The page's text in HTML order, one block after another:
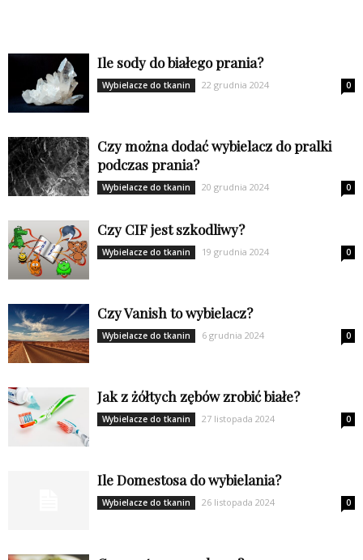
Ile sody do białego prania?
Wybielacze do tkanin 22 grudnia 2024 0
Czy można dodać wybielacz do pralki
podczas prania?
Wybielacze do tkanin 20 grudnia 2024 0
Czy CIF jest szkodliwy?
Wybielacze do tkanin 19 grudnia 2024 0
Czy Vanish to wybielacz?
Wybielacze do tkanin 6 grudnia 2024 0
Jak z żółtych zębów zrobić białe?
Wybielacze do tkanin 27 listopada 2024 0
Ile Domestosa do wybielania?
Wybielacze do tkanin 26 listopada 2024 0